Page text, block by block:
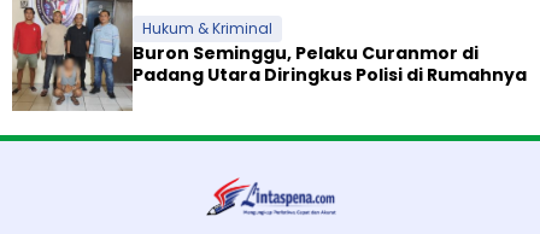
Hukum & Kriminal
Buron Seminggu, Pelaku Curanmor di
Padang Utara Diringkus Polisi di Rumahnya